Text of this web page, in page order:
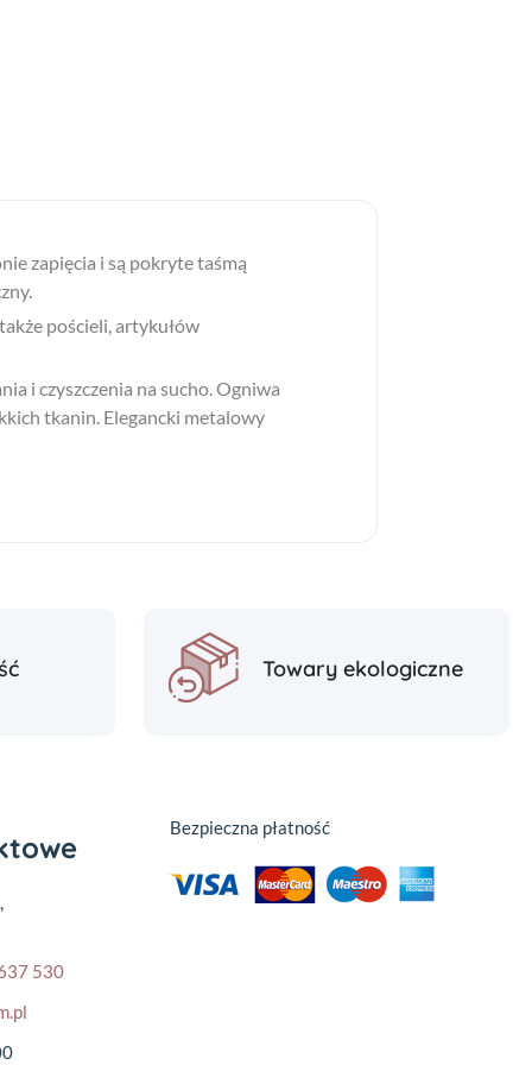
zapięcia i są pokryte taśmą
pościeli, artykułów
i czyszczenia na sucho. Ogniwa
tkanin. Elegancki metalowy
Towary ekologiczne
530
Bezpieczna płatność